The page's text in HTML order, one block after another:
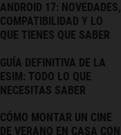
ANDROID 17: NOVEDADES,
COMPATIBILIDAD Y LO
QUE TIENES QUE SABER
GUÍA DEFINITIVA DE LA
ESIM: TODO LO QUE
NECESITAS SABER
CÓMO MONTAR UN CINE
DE VERANO EN CASA CON